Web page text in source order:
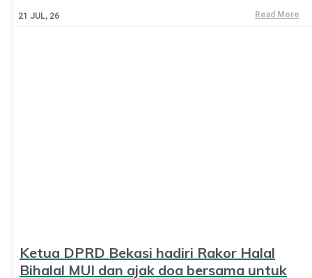
21 JUL, 26 Read More
Ketua DPRD Bekasi hadiri Rakor Halal
Bihalal MUI dan ajak doa bersama untuk